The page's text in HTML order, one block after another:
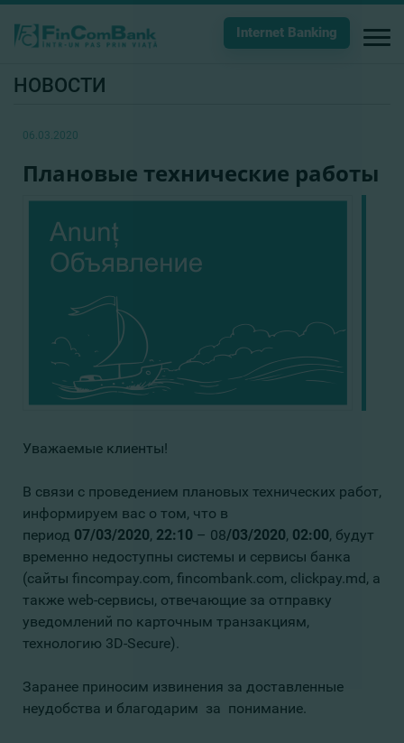
Internet Banking
НОВОСТИ
06.03.2020
Плановые технические работы
Уважаемые клиенты!
В связи с проведением плановых технических работ,
информируем вас о том, что в
период 07/03/2020, 22:1 0 – 08/03/2020, 02:00, будут
временно недоступны системы и сервисы банка
(сайты fincompay.com, fincombank.com, clickpay.md, а
также web-сервисы, отвечающие за отправку
уведомлений по карточным транзакциям,
технологию 3D-Secure).
Заранее приносим извинения за доставленные
неудобства и благодарим за понимание.